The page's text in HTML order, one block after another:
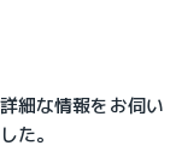
細な情報をお伺い
た。